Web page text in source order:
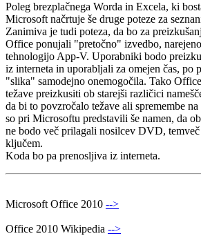
Poleg brezplačnega Worda in Excela, ki
Microsoft načrtuje še druge poteze za
Zanimiva je tudi poteza, da bo za
Office ponujali "pretočno" izvedbo,
tehnologijo App-V. Uporabniki bodo
iz interneta in uporabljali za omejen čas, po
"slika" samodejno onemogočila. Tako
težave preizkusiti ob starejši različici
da bi to povzročalo težave ali spremembe
so pri Microsoftu predstavili še namen, da
ne bodo več prilagali nosilcev DVD,
ključem.
Koda bo pa prenosljiva iz interneta.
Microsoft Office 2010 -->
Office 2010 Wikipedia -->